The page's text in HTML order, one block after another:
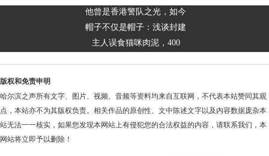
他曾是香港警队之光，如今
帽子不仅是帽子：浅谈封建
主人误食猫咪肉泥，400
版权和免责申明
哈尔滨之声所有文字、图片、视频、音频等资料均来自互联网，不代表本站赞同其观
点，本站亦不为其版权负责。相关作品的原创性、文中陈述文字以及内容数据庞杂本
站无法一一核实，如果您发现本网站上有侵犯您的合法权益的内容，请联系我们，本
网站将立即予以删除！